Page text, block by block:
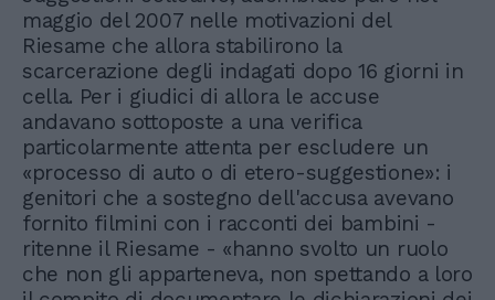
maggio del 2007 nelle motivazioni del
Riesame che allora stabilirono la
scarcerazione degli indagati dopo 16 giorni in
cella. Per i giudici di allora le accuse
andavano sottoposte a una verifica
particolarmente attenta per escludere un
«processo di auto o di etero-suggestione»: i
genitori che a sostegno dell'accusa avevano
fornito filmini con i racconti dei bambini -
ritenne il Riesame - «hanno svolto un ruolo
che non gli apparteneva, non spettando a loro